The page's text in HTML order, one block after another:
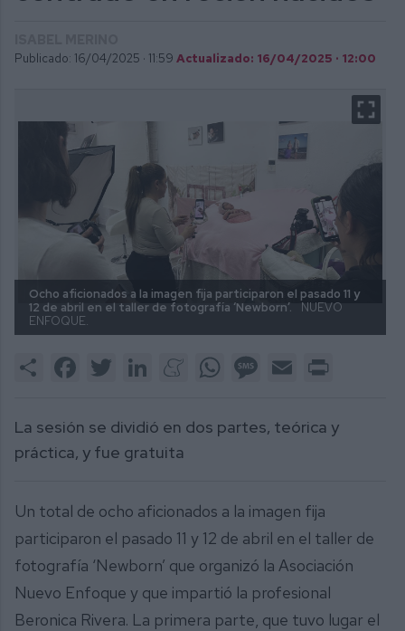
Publicado: 16/04/2025 · 11:59 Actualizado: 16/04/2025 · 12:00
Ocho aficionados a la imagen fija participaron el pasado 11 y
12 de abril en el taller de fotografía ‘Newborn’.
NUEVO
ENFOQUE.
Share FacebookTwitter LinkedInMeneameWhatsAppMessage
Email
La sesión se dividió en dos partes, teórica y
práctica, y fue gratuita
Un total de ocho aficionados a la imagen fija
participaron el pasado 11 y 12 de abril en el taller de
fotografía ‘Newborn’ que organizó la Asociación
Nuevo Enfoque y que impartió la profesional
Beronica Rivera. La primera parte, que tuvo lugar el